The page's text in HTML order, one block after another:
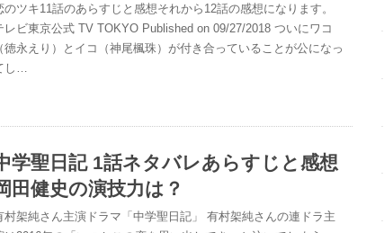
のツキ11話のあらすじと感想それから12話の感想になります。
レビ東京公式 TV TOKYO Published on 09/27/2018 ついにワコ
（徳永えり）とイコ（神尾楓珠）が付き合っていることが公になっ
し…
学聖日記 1話ネタバレあらすじと感想
田健史の演技力は？
村架純さん主演ドラマ「中学聖日記」 有村架純さんの連ドラ主